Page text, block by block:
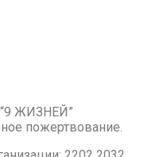
ЖИЗНЕЙ”
пожертвование.